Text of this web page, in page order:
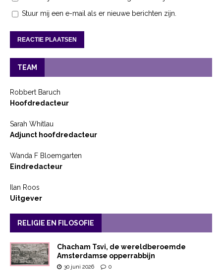
Stuur mij een e-mail als er nieuwe berichten zijn.
TEAM
Robbert Baruch
Hoofdredacteur
Sarah Whitlau
Adjunct hoofdredacteur
Wanda F Bloemgarten
Eindredacteur
Ilan Roos
Uitgever
RELIGIE EN FILOSOFIE
Chacham Tsvi, de wereldberoemde
Amsterdamse opperrabbijn
30 juni 2026 0